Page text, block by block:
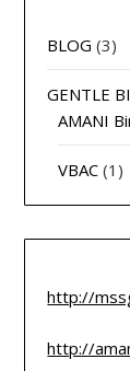
BLOG (3)
GENTLE
AMANI
VBAC (1)
http://
http://